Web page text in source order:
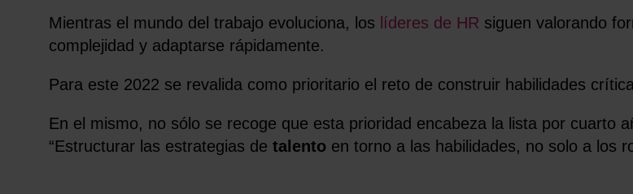
Mientras el mundo del trabajo evoluciona, los líderes de HR siguen valorando
complejidad y adaptarse rápidamente.
Para este 2022 se revalida como prioritario el reto de construir habilidades
En el mismo, no sólo se recoge que esta prioridad encabeza la lista por cuarto
“Estructurar las estrategias de talento en torno a las habilidades, no solo a los